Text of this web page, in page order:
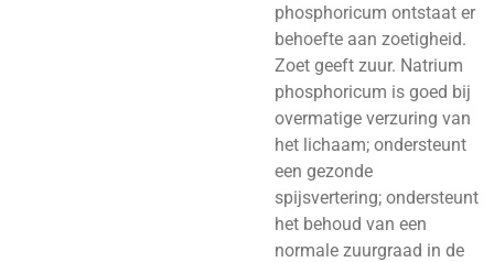
phosphoricum ontstaat er
behoefte aan zoetigheid.
Zoet geeft zuur. Natrium
phosphoricum is goed bij
overmatige verzuring van
het lichaam; ondersteunt
een gezonde
spijsvertering; ondersteunt
het behoud van een
normale zuurgraad in de